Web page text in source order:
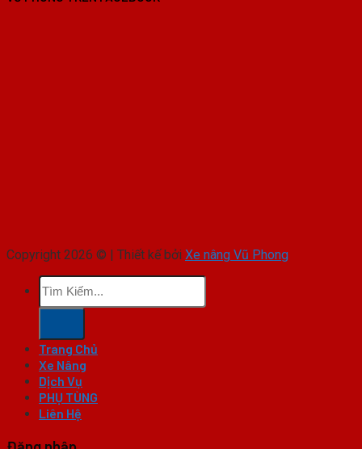
Copyright 2026 © | Thiết kế bởi Xe nâng Vũ Phong
Tìm
kiếm:
Trang Chủ
Xe Nâng
Dịch Vụ
PHỤ TÙNG
Liên Hệ